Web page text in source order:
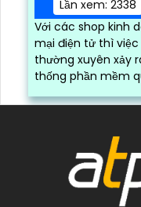
Lần xem: 2338
Với các shop kinh
mại điện tử thì
thường xuyên xảy
thống phần mềm
là quy trình đóng